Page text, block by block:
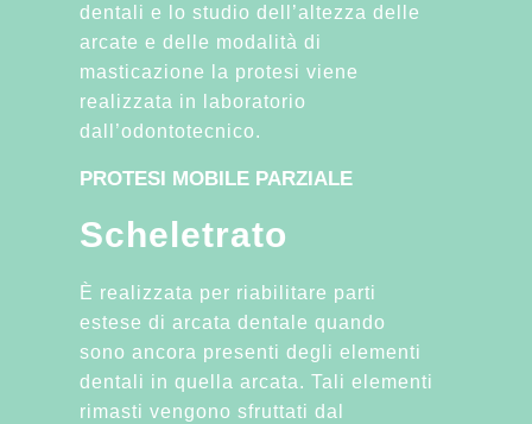
dentali e lo studio dell’altezza delle
arcate e delle modalità di
masticazione la protesi viene
realizzata in laboratorio
dall’odontotecnico.
PROTESI MOBILE PARZIALE
Scheletrato
È realizzata per riabilitare parti
estese di arcata dentale quando
sono ancora presenti degli elementi
dentali in quella arcata. Tali elementi
rimasti vengono sfruttati dal